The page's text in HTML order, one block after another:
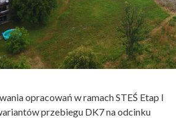
opracowań w ramach STEŚ Etap I
przebiegu DK7 na odcinku